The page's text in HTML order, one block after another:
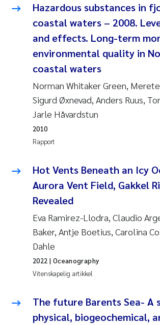
2015
2014
2012
2011
2008
2007
2006
Ellen Johannesen
Steen Wilhelm Knudsen
Paul Ragnar Berg
Sindre Langaas
Øyvind Kaste
Rolf David Vogt
Marta Moyano
Sandra Stadniczenko Gran
Anette Engesmo
Hazardous substances in
coastal waters – 2008.
and effects. Long-term
environmental quality in
coastal waters
Norman Whitaker Green,
Sigurd Øxnevad, Anders Ruus,
Jarle Håvardstun
Rapport
2010
Hot Vents Beneath an Icy
Aurora Vent Field, Gakkel
Revealed
Eva Ramirez-Llodra, Claudio
Baker, Antje Boetius, Carolina
Dahle
Vitenskapelig artikkel
2022 | Oceanography
The future Barents Sea- A
physical, biogeochemical,